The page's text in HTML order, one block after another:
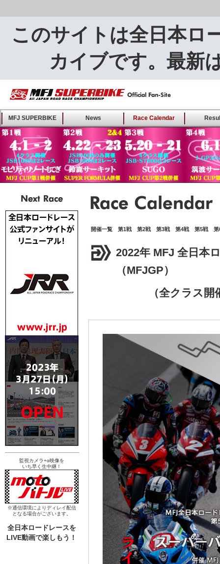
このサイトは全日本ロ
カイブです。最新
MFJ SUPERBIKE ALL
JAPAN ROAD RACE
CHAMPIONSHIP - Offical
Fan-Site
MFJ SUPERBIKE News Race Calendar
Next Race
監視カメラ+α映像を
いち早く生中継！
※通信環境によりディレイ配信
となる場合がございます。
全日本ロードレースを
LIVE動画で楽しもう！
Race Calendar ･･･ 全日
開催一覧 第1戦 第2戦 第3戦 第4戦 第5戦
2022年 MFJ 全日本
（MFJGP）
（全クラス